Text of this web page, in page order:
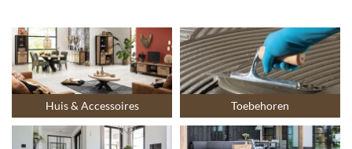
Huis & Accessoires Toebehoren